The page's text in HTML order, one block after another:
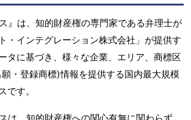
』は、知的財産権の専門家である弁理士が
・インテグレーション株式会社」が提供す
タに基づき、様々な企業、エリア、商標区
・登録商標)情報を提供する国内最大規模
です。